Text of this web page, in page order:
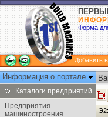
Форма
Добавить
Информация о портале
Каталоги предприятий
Предприятия
машиностроения